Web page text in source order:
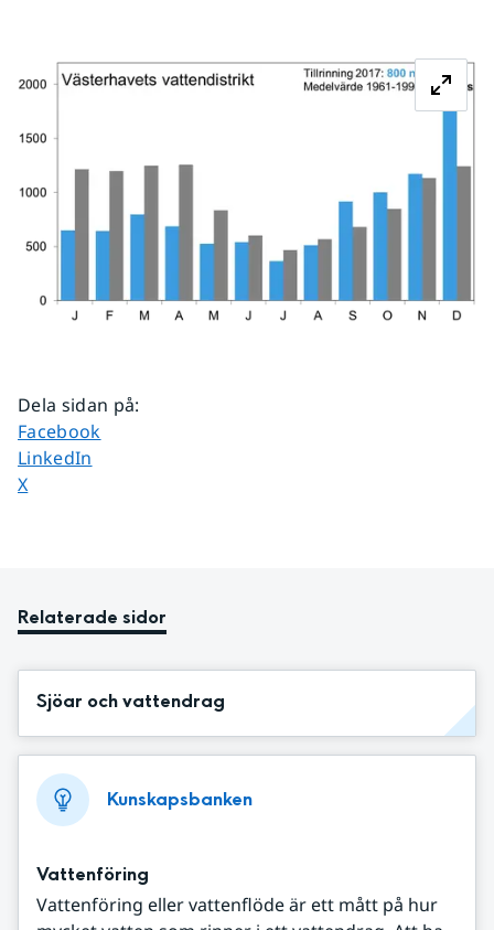
Dela sidan på:
Dela sidan på
Facebook
Dela sidan på
LinkedIn
Dela sidan på
X
Relaterade sidor
Sjöar och vattendrag
Kunskapsbanken
Vattenföring
Vattenföring eller vattenflöde är ett mått på hur